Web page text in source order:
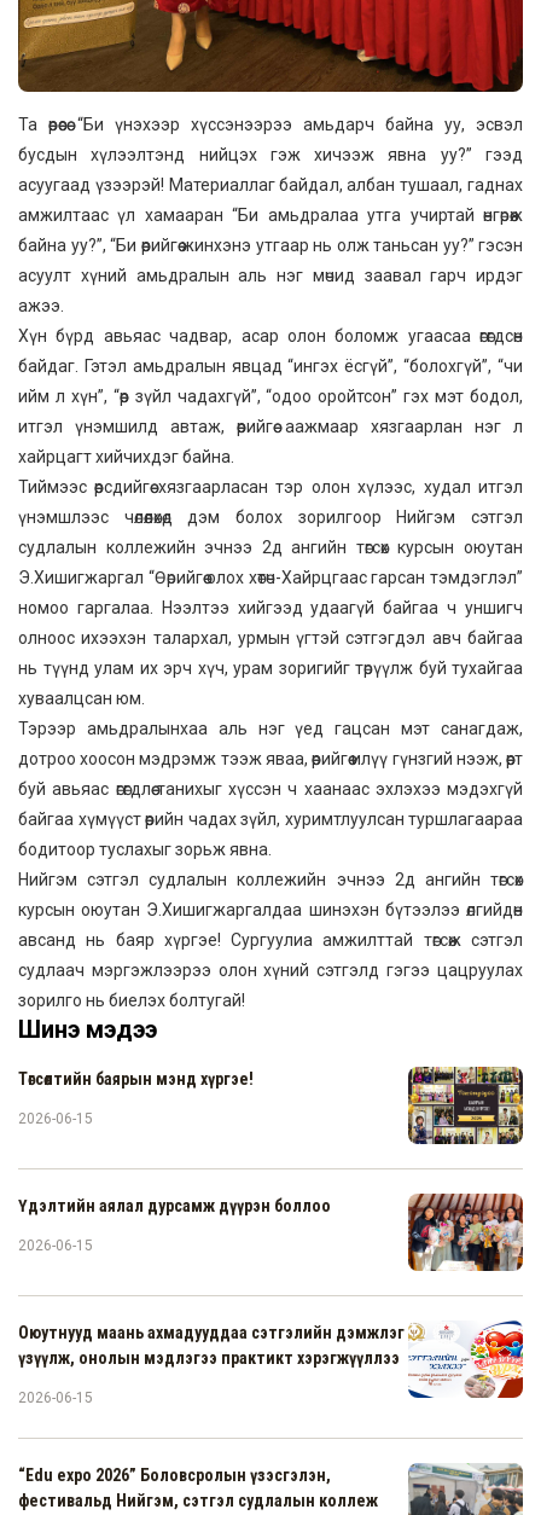
Та өөрөөсөө “Би үнэхээр хүссэнээрээ амьдарч байна уу, эсвэл
бусдын хүлээлтэнд нийцэх гэж хичээж явна уу?” гээд
асуугаад үзээрэй! Материаллаг байдал, албан тушаал, гаднах
амжилтаас үл хамааран “Би амьдралаа утга учиртай өнгөрөөж
байна уу?”, “Би өөрийгөө жинхэнэ утгаар нь олж таньсан уу?” гэсэн
асуулт хүний амьдралын аль нэг мөчид заавал гарч ирдэг
ажээ.
Хүн бүрд авьяас чадвар, асар олон боломж угаасаа өгөгдсөн
байдаг. Гэтэл амьдралын явцад “ингэх ёсгүй”, “болохгүй”, “чи
ийм л хүн”, “өөр зүйл чадахгүй”, “одоо оройтсон” гэх мэт бодол,
итгэл үнэмшилд автаж, өөрийгөө аажмаар хязгаарлан нэг л
хайрцагт хийчихдэг байна.
Тиймээс өөрсдийгөө хязгаарласан тэр олон хүлээс, худал итгэл
үнэмшлээс чөлөөлөхөд дэм болох зорилгоор Нийгэм сэтгэл
судлалын коллежийн эчнээ 2д ангийн төгсөх курсын оюутан
Э.Хишигжаргал “Өөрийгөө олох хөтөч-Хайрцгаас гарсан тэмдэглэл”
номоо гаргалаа. Нээлтээ хийгээд удаагүй байгаа ч уншигч
олноос ихээхэн талархал, урмын үгтэй сэтгэгдэл авч байгаа
нь түүнд улам их эрч хүч, урам зоригийг төрүүлж буй тухайгаа
хуваалцсан юм.
Тэрээр амьдралынхаа аль нэг үед гацсан мэт санагдаж,
дотроо хоосон мэдрэмж тээж яваа, өөрийгөө илүү гүнзгий нээж, өөрт
буй авьяас өгөгдлөө танихыг хүссэн ч хаанаас эхлэхээ мэдэхгүй
байгаа хүмүүст өөрийн чадах зүйл, хуримтлуулсан туршлагаараа
бодитоор туслахыг зорьж явна.
Нийгэм сэтгэл судлалын коллежийн эчнээ 2д ангийн төгсөх
курсын оюутан Э.Хишигжаргалдаа шинэхэн бүтээлээ өлгийдөн
авсанд нь баяр хүргэе! Сургуулиа амжилттай төгсөж сэтгэл
судлаач мэргэжлээрээ олон хүний сэтгэлд гэгээ цацруулах
зорилго нь биелэх болтугай!
Шинэ мэдээ
Төгсөлтийн баярын мэнд хүргэе!
2026-06-15
Үдэлтийн аялал дурсамж дүүрэн боллоо
2026-06-15
Оюутнууд маань ахмадууддаа сэтгэлийн дэмжлэг
үзүүлж, онолын мэдлэгээ практикт хэрэгжүүллээ
2026-06-15
“Edu expo 2026” Боловсролын үзэсгэлэн,
фестивальд Нийгэм, сэтгэл судлалын коллеж